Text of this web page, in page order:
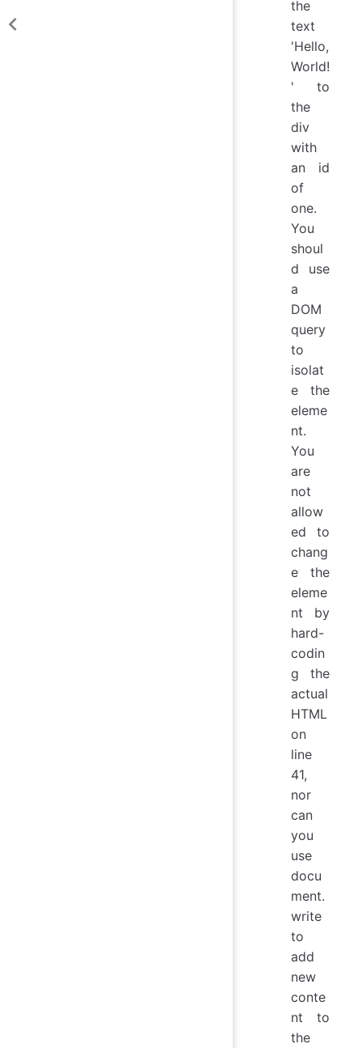
the
text
'Hello,
World!
' to
the
div
with
an id
of
one.
You
shoul
d use
a
DOM
query
to
isolat
e the
eleme
nt.
You
are
not
allow
ed to
chang
e the
eleme
nt by
hard-
codin
g the
actual
HTML
on
line
41,
nor
can
you
use
docu
ment.
write
to
add
new
conte
nt to
the